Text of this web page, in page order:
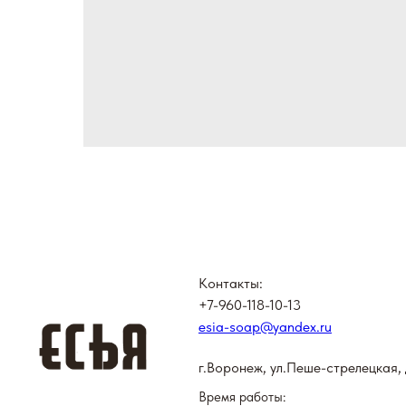
Контакты:
+7-960-118-10-13
esia-soap@yandex.ru
г.Воронеж, ул.Пеше-стрелецкая,
Время работы: